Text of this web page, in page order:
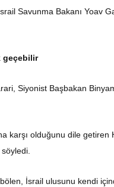
Savunma Bakanı Yoav
geçebilir
Siyonist Başbakan
karşı olduğunu dile
İsrail ulusunu kendi